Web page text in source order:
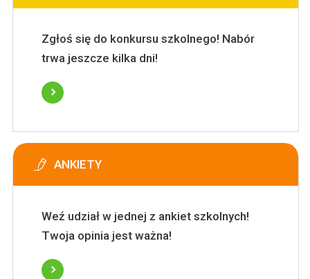
Zgłoś się do konkursu szkolnego! Nabór
trwa jeszcze kilka dni!
ANKIETY
Weź udział w jednej z ankiet szkolnych!
Twoja opinia jest ważna!